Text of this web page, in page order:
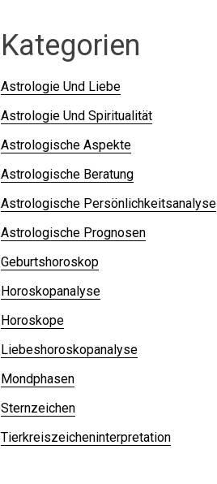
Kategorien
Astrologie Und Liebe
Astrologie Und Spiritualität
Astrologische Aspekte
Astrologische Beratung
Astrologische Persönlichkeitsanalyse
Astrologische Prognosen
Geburtshoroskop
Horoskopanalyse
Horoskope
Liebeshoroskopanalyse
Mondphasen
Sternzeichen
Tierkreiszeicheninterpretation